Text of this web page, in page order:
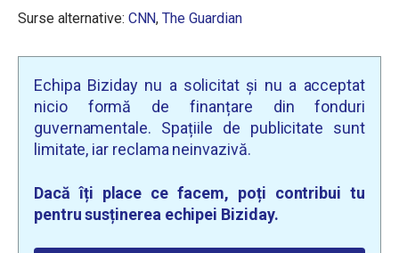
Surse alternative: CNN,The Guardian
Echipa Biziday nu a solicitat și nu a acceptat
nicio formă de finanțare din fonduri
guvernamentale. Spațiile de publicitate sunt
limitate, iar reclama neinvazivă.
Dacă îți place ce facem, poți contribui tu
pentru susținerea echipei Biziday.